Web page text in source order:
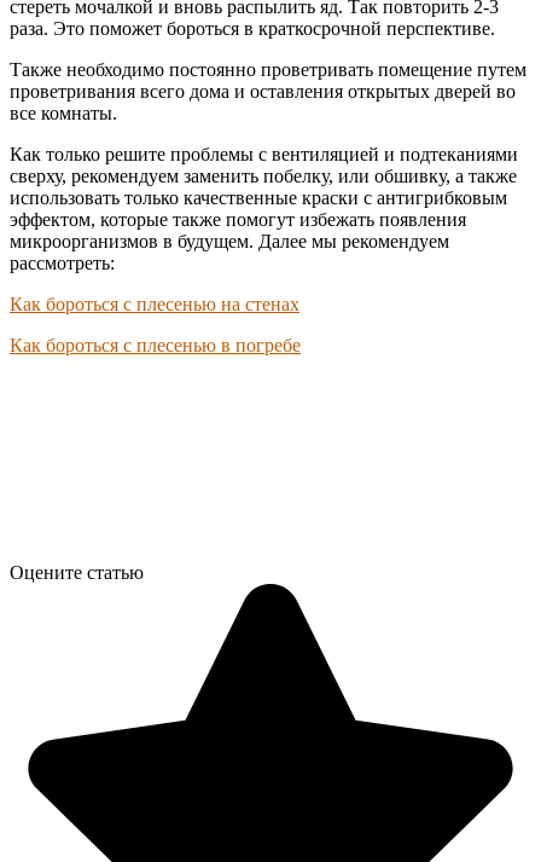
стереть мочалкой и вновь распылить яд. Так повторить 2-3
раза. Это поможет бороться в краткосрочной перспективе.
Также необходимо постоянно проветривать помещение путем
проветривания всего дома и оставления открытых дверей во
все комнаты.
Как только решите проблемы с вентиляцией и подтеканиями
сверху, рекомендуем заменить побелку, или обшивку, а также
использовать только качественные краски с антигрибковым
эффектом, которые также помогут избежать появления
микроорганизмов в будущем. Далее мы рекомендуем
рассмотреть:
Как бороться с плесенью на стенах
Как бороться с плесенью в погребе
Оцените статью